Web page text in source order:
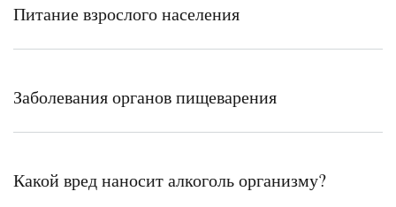
Питание взрослого населения
Заболевания органов пищеварения
Какой вред наносит алкоголь организму?